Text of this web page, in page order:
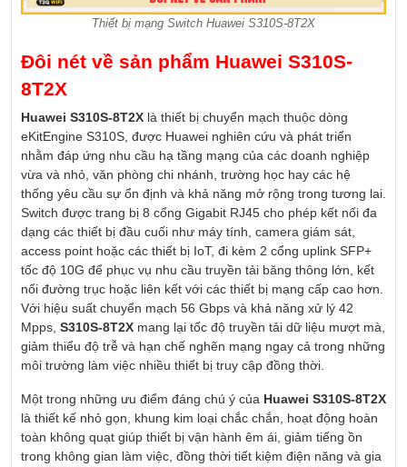
Thiết bị mạng Switch Huawei S310S-8T2X
Đôi nét về sản phẩm Huawei S310S-
8T2X
Huawei S310S-8T2X là thiết bị chuyển mạch thuộc dòng
eKitEngine S310S, được Huawei nghiên cứu và phát triển
nhằm đáp ứng nhu cầu hạ tầng mạng của các doanh nghiệp
vừa và nhỏ, văn phòng chi nhánh, trường học hay các hệ
thống yêu cầu sự ổn định và khả năng mở rộng trong tương lai.
Switch được trang bị 8 cổng Gigabit RJ45 cho phép kết nối đa
dạng các thiết bị đầu cuối như máy tính, camera giám sát,
access point hoặc các thiết bị IoT, đi kèm 2 cổng uplink SFP+
tốc độ 10G để phục vụ nhu cầu truyền tải băng thông lớn, kết
nối đường trục hoặc liên kết với các thiết bị mạng cấp cao hơn.
Với hiệu suất chuyển mạch 56 Gbps và khả năng xử lý 42
Mpps, S310S-8T2X mang lại tốc độ truyền tải dữ liệu mượt mà,
giảm thiểu độ trễ và hạn chế nghẽn mạng ngay cả trong những
môi trường làm việc nhiều thiết bị truy cập đồng thời.
Một trong những ưu điểm đáng chú ý của Huawei S310S-8T2X
là thiết kế nhỏ gọn, khung kim loại chắc chắn, hoạt động hoàn
toàn không quạt giúp thiết bị vận hành êm ái, giảm tiếng ồn
trong không gian làm việc, đồng thời tiết kiệm điện năng và gia